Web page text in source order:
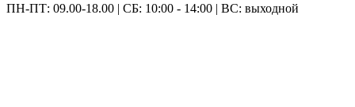
ПН-ПТ: 09.00-18.00 | СБ: 10:00 - 14:00 | ВС: выходной